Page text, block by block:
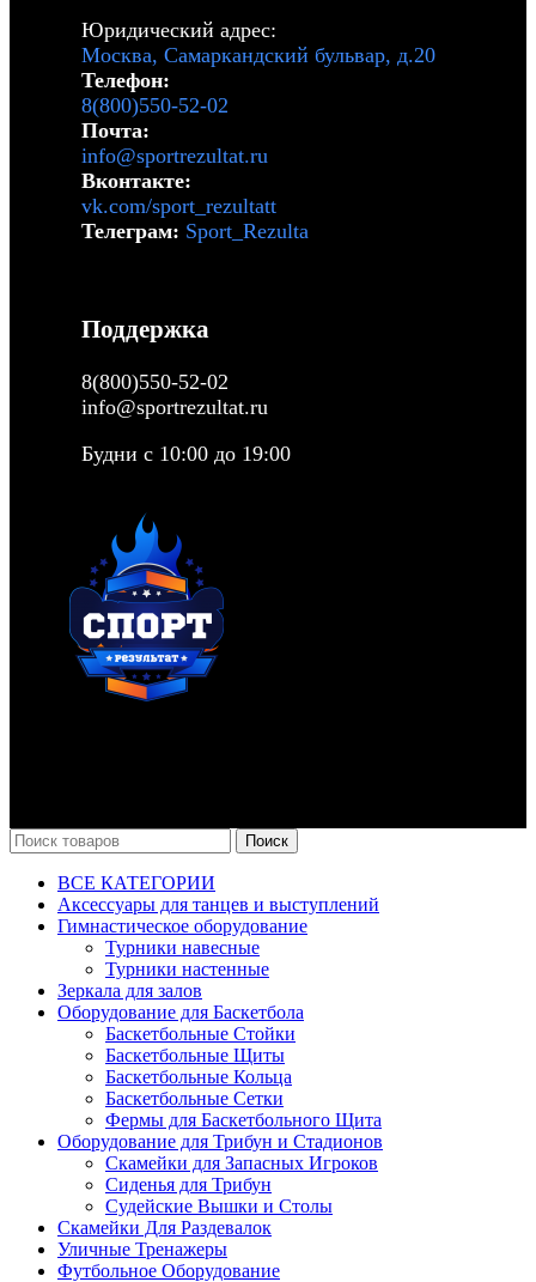
Юридический адрес:
Москва, Самаркандский бульвар, д.20
Телефон:
8(800)550-52-02
Почта:
info@sportrezultat.ru
Вконтакте:
vk.com/sport_rezultatt
Телеграм: Sport_Rezulta
Поддержка
8(800)550-52-02
info@sportrezultat.ru
Будни с 10:00 до 19:00
Поиск
ВСЕ КАТЕГОРИИ
Аксессуары для танцев и выступлений
Гимнастическое оборудование
Турники навесные
Турники настенные
Зеркала для залов
Оборудование для Баскетбола
Баскетбольные Стойки
Баскетбольные Щиты
Баскетбольные Кольца
Баскетбольные Сетки
Фермы для Баскетбольного Щита
Оборудование для Трибун и Стадионов
Скамейки для Запасных Игроков
Сиденья для Трибун
Судейские Вышки и Столы
Скамейки Для Раздевалок
Уличные Тренажеры
Футбольное Оборудование